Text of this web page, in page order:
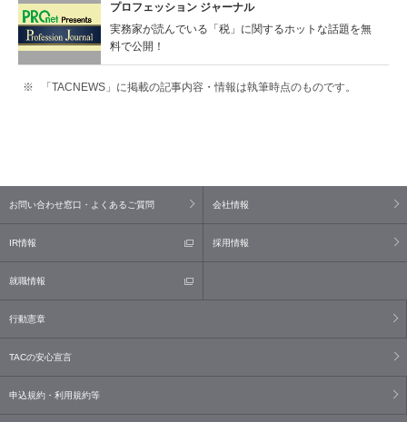
プロフェッション ジャーナル
実務家が読んでいる「税」に関するホットな話題を無
料で公開！
「TACNEWS」に掲載の記事内容・情報は執筆時点のものです。
お問い合わせ窓口・よくあるご質問 会社情報
IR情報 採用情報
就職情報
行動憲章
TACの安心宣言
申込規約・利用規約等